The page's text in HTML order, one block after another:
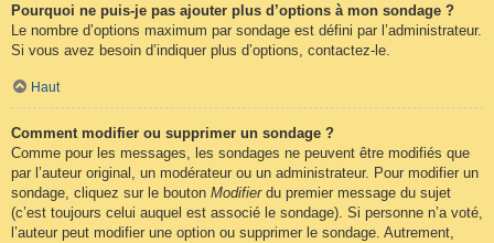
Pourquoi ne puis-je pas ajouter plus d’options à mon sondage ?
Le nombre d’options maximum par sondage est défini par l’administrateur.
Si vous avez besoin d’indiquer plus d’options, contactez-le.
Haut
Comment modifier ou supprimer un sondage ?
Comme pour les messages, les sondages ne peuvent être modifiés que
par l’auteur original, un modérateur ou un administrateur. Pour modifier un
sondage, cliquez sur le bouton Modifierdu premier message du sujet
(c’est toujours celui auquel est associé le sondage). Si personne n’a voté,
l’auteur peut modifier une option ou supprimer le sondage. Autrement,